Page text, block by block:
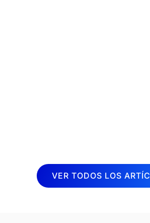
VER TODOS LOS